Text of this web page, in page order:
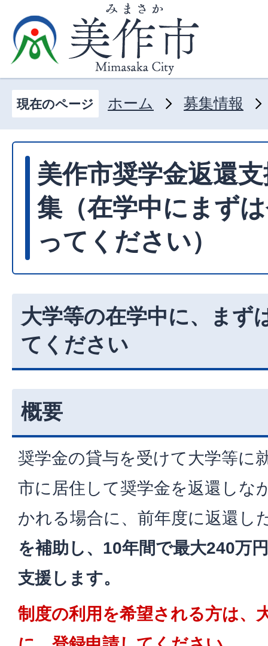
現在のページ ホーム 募集情報
美作市奨学金返還
集（在学中にまず
ってください）
大学等の在学中に、まず
てください
概要
奨学金の貸与を受けて大学等に
市に居住して奨学金を返還しな
かれる場合に、前年度に返還し
を補助し、10年間で最大240万
支援します。
制度の利用を希望される方は、